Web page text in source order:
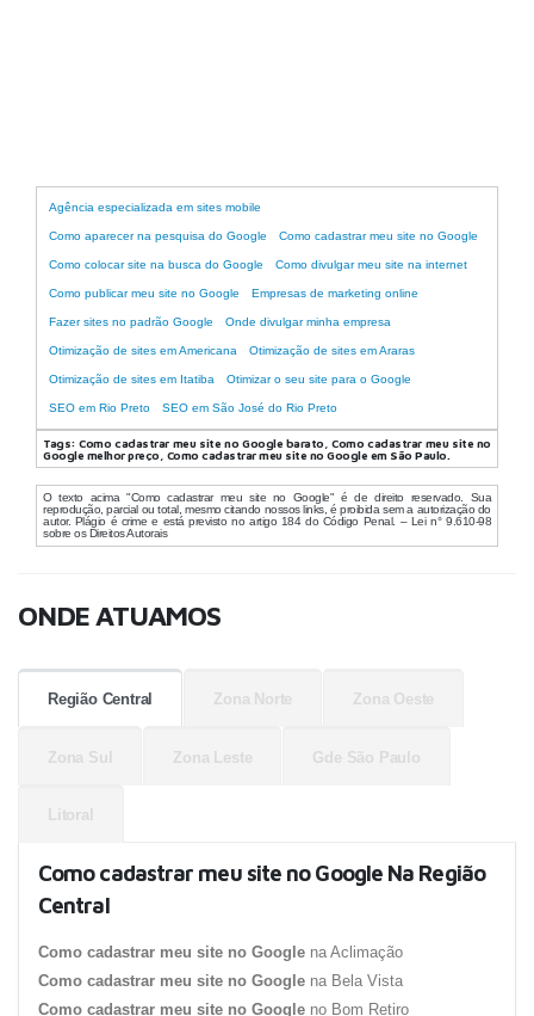
Agência especializada em sites mobile
Como aparecer na pesquisa do Google Como cadastrar meu site no Google
Como colocar site na busca do Google Como divulgar meu site na internet
Como publicar meu site no Google Empresas de marketing online
Fazer sites no padrão Google Onde divulgar minha empresa
Otimização de sites em Americana Otimização de sites em Araras
Otimização de sites em Itatiba Otimizar o seu site para o Google
SEO em Rio Preto SEO em São José do Rio Preto
Tags: Como cadastrar meu site no Google barato, Como cadastrar meu site no
Google melhor preço, Como cadastrar meu site no Google em São Paulo.
O texto acima "Como cadastrar meu site no Google" é de direito reservado. Sua
reprodução, parcial ou total, mesmo citando nossos links, é proibida sem a autorização do
autor. Plágio é crime e está previsto no artigo 184 do Código Penal. – Lei n° 9.610-98
sobre os Direitos Autorais
ONDE ATUAMOS
Região Central Zona Norte Zona Oeste
Zona Sul Zona Leste Gde São Paulo
Litoral
Como cadastrar meu site no Google Na Região
Central
Como cadastrar meu site no Google na Aclimação
Como cadastrar meu site no Google na Bela Vista
Como cadastrar meu site no Google no Bom Retiro